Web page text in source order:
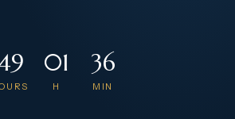
01
H
36
MIN